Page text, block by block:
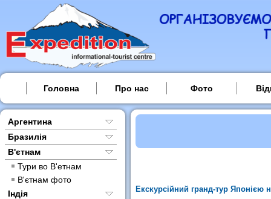
Головна Про нас Фото
Аргентина
Бразилія
В'єтнам
Тури во В'етнам
В'єтнам фото
Індія
Екскурсійний гранд-тур Японією